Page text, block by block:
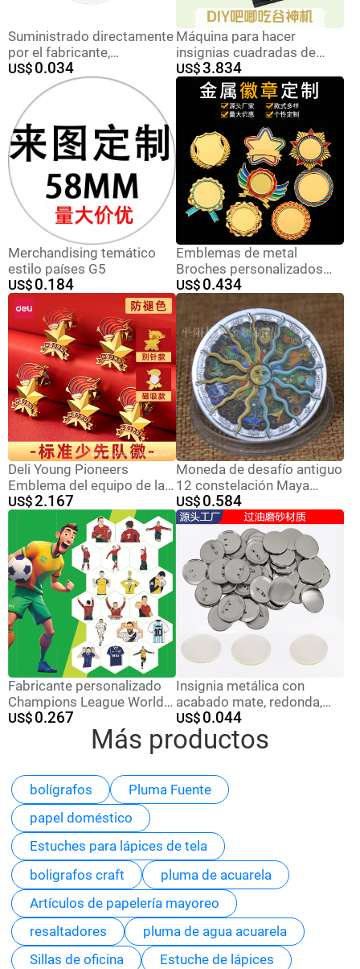
Suministrado directamente
por el fabricante,
materiales para insignias
redondas grabadas con
láser, artesanías, souvenirs
de metal, suministros de
insignias en blanco.
US$ 0.034
Máquina para hacer
insignias cuadradas de
50*50, máquina para hacer
imanes de nevera, máquina
para hacer insignias DIY,
máquina para hacer
insignias redondas de 58
mm, máquina para hacer
insignias con estampado
DIY, insignia
conmemorativa
US$3.834
Merchandising temático
estilo países G5
US$ 0.184
Emblemas de metal
Broches personalizados
logotipo de la empresa
aleación de aluminio de
aluminio esmalte pintado
placa de la escuela
medallas personalizadas
US$ 0.434
Deli Young Pioneers
Emblema del equipo de la
escuela primaria Pin Hebilla
magnética 6 piezas
Emblema del equipo
Insignia del joven pionero
Cuello rojo
US$2.167
Moneda de desafío antiguo
12 constelación Maya
colección de monedas
conmemorativas moneda
plata medalla
conmemorativa insignia de
metal
US$ 0.584
Fabricante personalizado
Champions League World
Cup Football Super Star
Metal Insignia Imagen de
dibujos animados Etiqueta
Regalo
US$ 0.267
Insignia metálica con
acabado mate, redonda,
esmaltada, broche en
blanco, accesorio, insignia
conmemorativa
US$ 0.044
Más productos
bolígrafos
Pluma Fuente
papel doméstico
Estuches para lápices de tela
boligrafos craft
pluma de acuarela
Artículos de papelería mayoreo
resaltadores
pluma de agua acuarela
Sillas de oficina
Estuche de lápices